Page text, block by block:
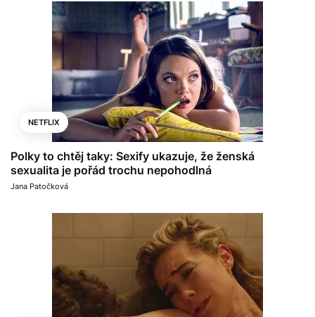
NETFLIX
Polky to chtěj taky: Sexify ukazuje, že ženská
sexualita je pořád trochu nepohodlná
Jana Patočková